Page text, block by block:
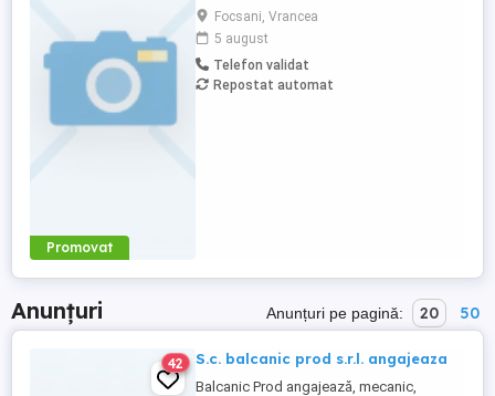
Promovat
Confectioneri mașini de cusut cu
experiență. Călcători finali cu experiență.
Program de lucru: De la ora 07:00 la ora
16:00. Pe lângă salariu se oferă tichete de
masa si decont transport. Pentru mai
Focsani, Vrancea
5 august
Telefon validat
Repostat automat
Anunțuri Anunțuri pe pagină: 20 50
42 S.c. balcanic prod s.r.l. angajeaza
Balcanic Prod angajează, mecanic,